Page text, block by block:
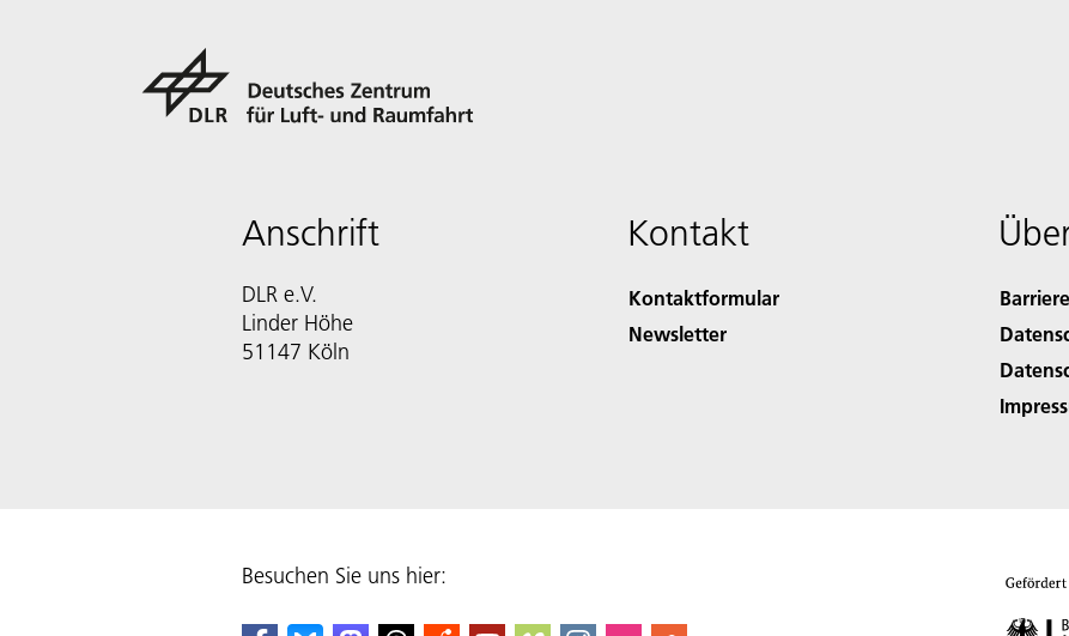
Anschrift
DLR e.V.
Linder Höhe
51147 Köln
Kontakt
Kontaktformular
Newsletter
Besuchen Sie uns hier: